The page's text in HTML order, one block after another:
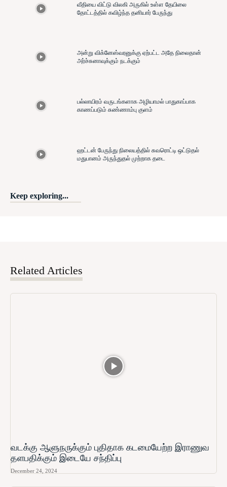
வீதியை விட்டு விலகி அருகில் உள்ள தேயிலை
தோட்டத்தில் கவிழ்ந்த தனியார் பேருந்து
அன்று விக்னேஸ்வரனுக்கு ஏற்பட்ட அதே நிலைதான்
அர்ச்சுனாவுக்கும் நடக்கும்
பல்லாயிரம் வருடங்களாக அழியாமல் பாதுகாப்பாக
காணப்படும் சுண்ணாம்பு குளம்
ஹட்டன் பேருந்து நிலையத்தில் சுவரொட்டி ஒட்டுதல்
மதுபானம் அருந்துதல் முற்றாக தடை
Keep exploring...
Related Articles
வடக்கு ஆளுநருக்கும் புதிதாக கடமையேற்ற இராணுவ
தளபதிக்கும் இடையே சந்திப்பு
December 24, 2024